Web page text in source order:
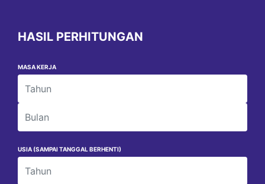
HASIL PERHITUNGAN
MASA KERJA
USIA (SAMPAI TANGGAL BERHENTI)